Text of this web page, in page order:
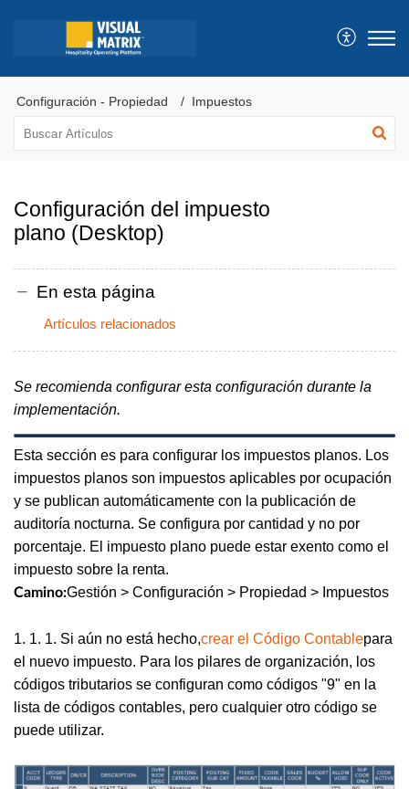
Configuración - Propiedad Impuestos
Configuración del impuesto
plano (Desktop)
En esta página
Artículos relacionados
Se recomienda configurar esta configuración durante la
implementación.
Esta sección es para configurar los impuestos planos. Los
impuestos planos son impuestos aplicables por ocupación
y se publican automáticamente con la publicación de
auditoría nocturna. Se configura por cantidad y no por
porcentaje. El impuesto plano puede estar exento como el
impuesto sobre la renta.
Camino:Gestión > Configuración > Propiedad > Impuestos
1. 1. 1. Si aún no está hecho,crear el Código Contablepara
el nuevo impuesto. Para los pilares de organización, los
códigos tributarios se configuran como códigos "9" en la
lista de códigos contables, pero cualquier otro código se
puede utilizar.